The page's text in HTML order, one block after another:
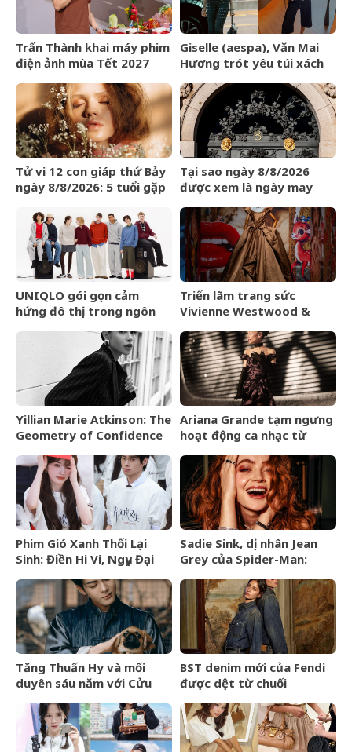
Trấn Thành khai máy phim
điện ảnh mùa Tết 2027
Giselle (aespa), Văn Mai
Hương trót yêu túi xách
Tử vi 12 con giáp thứ Bảy
ngày 8/8/2026: 5 tuổi gặp
Tại sao ngày 8/8/2026
được xem là ngày may
UNIQLO gói gọn cảm
hứng đô thị trong ngôn
tập Thu Đông 2026
Triển lãm trang sức
Vivienne Westwood &
vào tháng 9/2026
Yillian Marie Atkinson: The
Geometry of Confidence
Ariana Grande tạm ngưng
hoạt động ca nhạc từ
Phim Gió Xanh Thổi Lại
Sinh: Điền Hi Vi, Ngụy Đại
thượng lưu
Sadie Sink, dị nhân Jean
Grey của Spider-Man:
Tăng Thuấn Hy và mối
duyên sáu năm với Cửu
BST denim mới của Fendi
được dệt từ chuối